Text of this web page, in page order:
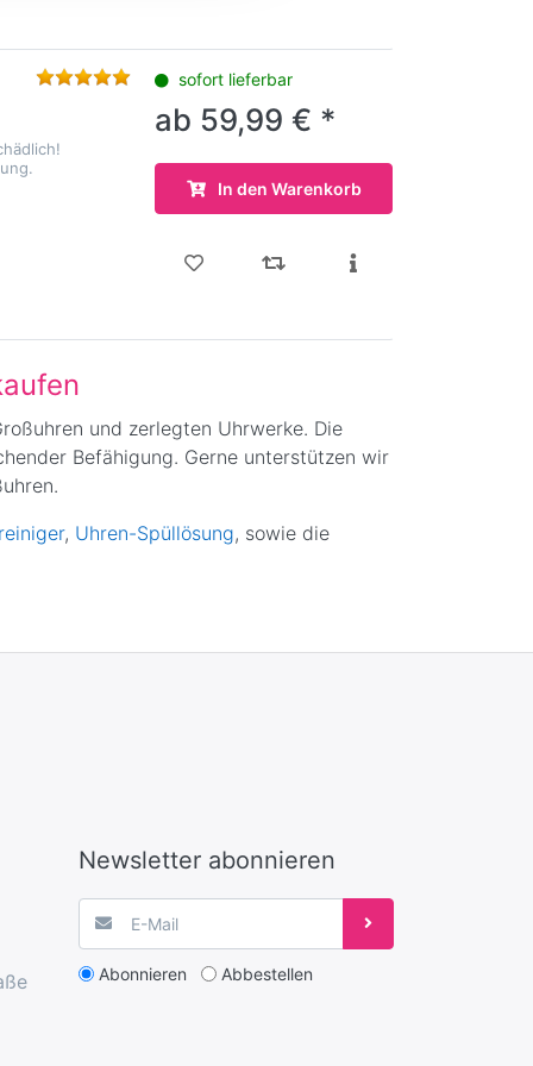
sofort lieferbar
ab 59,99 € *
In den Warenkorb
und zerlegten Uhrwerke. Die
Befähigung. Gerne unterstützen wir
, Uhren-Spüllösung, sowie die
Newsletter abonnieren
Abonnieren Abbestellen